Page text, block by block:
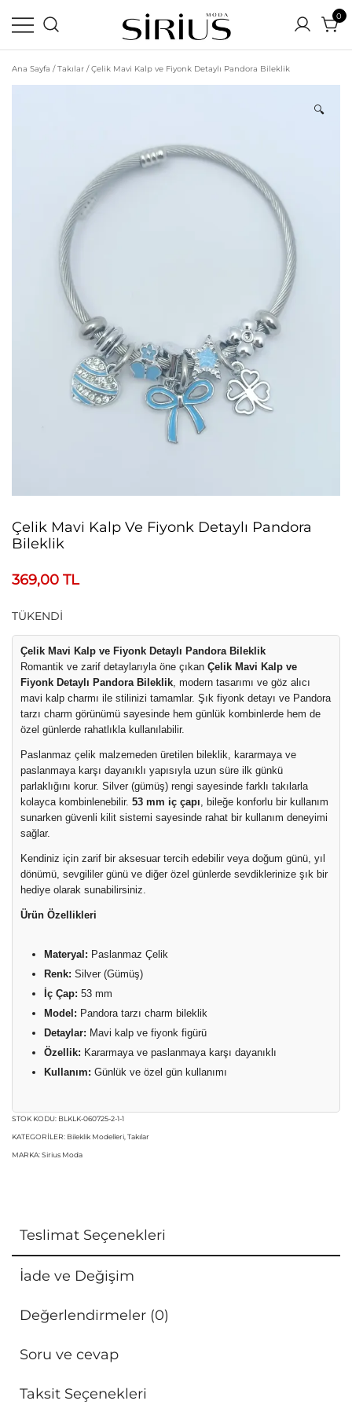
Uygun Fiyatlı Online Alışveriş
Ortamın En Parlak Yıldızı Siz Olun
0
Ana Sayfa /Takılar / Çelik Mavi Kalp ve Fiyonk Detaylı Pandora Bileklik
🔍
Çelik Mavi Kalp Ve Fiyonk Detaylı Pandora
Bileklik
369,00 TL
TÜKENDİ
Çelik Mavi Kalp ve Fiyonk Detaylı Pandora Bileklik
Romantik ve zarif detaylarıyla öne çıkan Çelik Mavi Kalp ve
Fiyonk Detaylı Pandora Bileklik , modern tasarımı ve göz alıcı
mavi kalp charmı ile stilinizi tamamlar. Şık fiyonk detayı ve Pandora
tarzı charm görünümü sayesinde hem günlük kombinlerde hem de
özel günlerde rahatlıkla kullanılabilir.
Paslanmaz çelik malzemeden üretilen bileklik, kararmaya ve
paslanmaya karşı dayanıklı yapısıyla uzun süre ilk günkü
parlaklığını korur. Silver (gümüş) rengi sayesinde farklı takılarla
kolayca kombinlenebilir. 53 mm iç çapı , bileğe konforlu bir kullanım
sunarken güvenli kilit sistemi sayesinde rahat bir kullanım deneyimi
sağlar.
Kendiniz için zarif bir aksesuar tercih edebilir veya doğum günü, yıl
dönümü, sevgililer günü ve diğer özel günlerde sevdiklerinize şık bir
hediye olarak sunabilirsiniz.
Ürün Özellikleri
Materyal: Paslanmaz Çelik
Renk: Silver (Gümüş)
İç Çap: 53 mm
Model: Pandora tarzı charm bileklik
Detaylar: Mavi kalp ve fiyonk figürü
Özellik: Kararmaya ve paslanmaya karşı dayanıklı
Kullanım: Günlük ve özel gün kullanımı
STOK KODU: BLKLK-060725-2-1-1
KATEGORILER: Bileklik Modelleri Takılar
MARKA:Sirius Moda
Teslimat Seçenekleri
İade ve Değişim
Değerlendirmeler (0)
Soru ve cevap
Taksit Seçenekleri